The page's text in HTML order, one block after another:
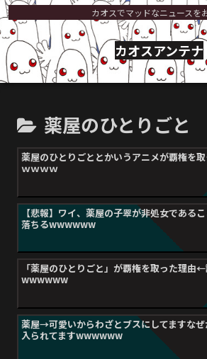
カオスでマッドなニュースを
カオスアンテナ
薬屋のひとりごと
薬屋のひとりごととかいうアニメが覇権を
ｗｗｗｗ
【悲報】ワイ、薬屋の子翠が非処女である
落ちるwwwwww
「薬屋のひとりごと」が覇権を取った理由
wwwwww
薬屋→可愛いからわざとブスにしてますな
入られてますwwwwww